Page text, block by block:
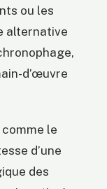
ou les
alternative
d’œuvre
le
d’une
des